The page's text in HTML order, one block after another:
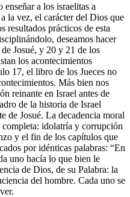
a los israelitas a
la vez, el carácter del Dios que
resultados prácticos de esta
deseamos hacer
Josué, y 20 y 21 de los
los acontecimientos
17, el libro de los Jueces no
Más bien nos
reinante en Israel antes de
de la historia de Israel
de Josué. La decadencia moral
idolatría y corrupción
y el fin de los capítulos que
por idénticas palabras: “En
uno hacía lo que bien le
de Dios, de su Palabra: la
del hombre. Cada uno se